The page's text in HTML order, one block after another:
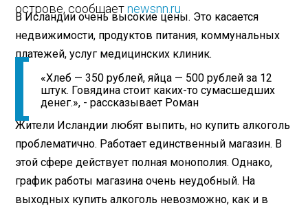
острове, сообщаетnewsnn.ru
В Исландии очень высокие цены. Это касается
недвижимости, продуктов питания, коммунальных
платежей, услуг медицинских клиник.
«Хлеб — 350 рублей, яйца — 500 рублей за 12
штук. Говядина стоит каких-то сумасшедших
денег.», - рассказывает Роман
Жители Исландии любят выпить, но купить алкоголь
проблематично. Работает единственный магазин. В
этой сфере действует полная монополия. Однако,
график работы магазина очень неудобный. На
выходных купить алкоголь невозможно, как и в